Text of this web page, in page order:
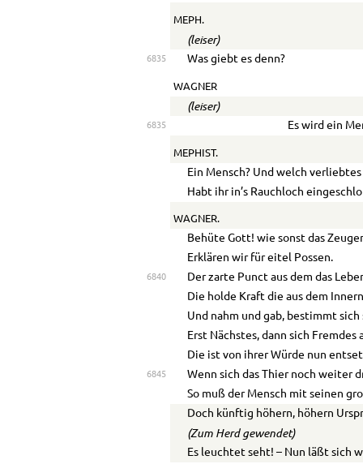
MEPH.
(leiser)
6835 Was giebt es denn?
WAGNER
(leiser)
6835 Es wird ein
MEPHIST.
Ein Mensch? Und welch verliebtes
Habt ihr in’s Rauchloch
WAGNER.
Behüte Gott! wie sonst das
Erklären wir für eitel Possen.
6840
Der zarte Punct aus dem das
Die holde Kraft die aus dem
Und nahm und gab, bestimmt
Erst Nächstes, dann sich Fremdes
Die ist von ihrer Würde nun
6845
Wenn sich das Thier noch weiter
So muß der Mensch mit seinen
Doch künftig höhern, höhern
(Zum Herd gewendet)
Es leuchtet seht! – Nun läßt sich